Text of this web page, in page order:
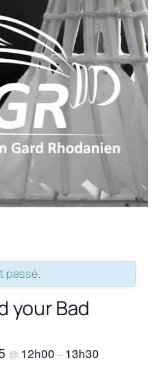
passé.
your Bad
@ 12h00 – 13h30